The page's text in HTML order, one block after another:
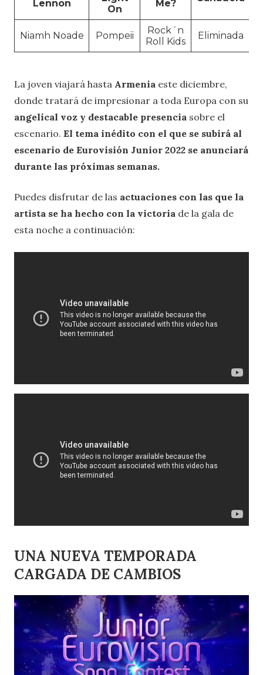
Lennon
On
Me?
Niamh Noade Pompeii
Rock´n
Roll Kids
Eliminada
La joven viajará hasta Armenia este diciembre,
donde tratará de impresionar a toda Europa con su
angelical voz y destacable presencia sobre el
escenario. El tema inédito con el que se subirá al
escenario de Eurovisión Junior 2022 se anunciará
durante las próximas semanas.
Puedes disfrutar de las actuaciones con las que la
artista se ha hecho con la victoria de la gala de
esta noche a continuación:
UNA NUEVA TEMPORADA
CARGADA DE CAMBIOS